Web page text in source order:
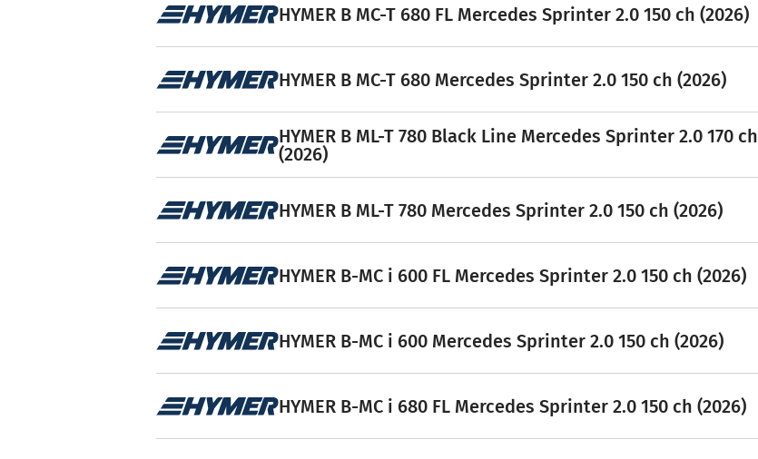
l
e
e
HYMER B MC-T 680 FL Mercedes Sprinter 2.0 150 ch (2026)
HYMER B MC-T 680 Mercedes Sprinter 2.0 150 ch (2026)
HYMER B ML-T 780 Black Line Mercedes Sprinter 2.0 170 ch
(2026)
HYMER B ML-T 780 Mercedes Sprinter 2.0 150 ch (2026)
HYMER B-MC i 600 FL Mercedes Sprinter 2.0 150 ch (2026)
HYMER B-MC i 600 Mercedes Sprinter 2.0 150 ch (2026)
HYMER B-MC i 680 FL Mercedes Sprinter 2.0 150 ch (2026)